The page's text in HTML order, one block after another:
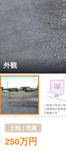
外観
土地｜売買
250万 円